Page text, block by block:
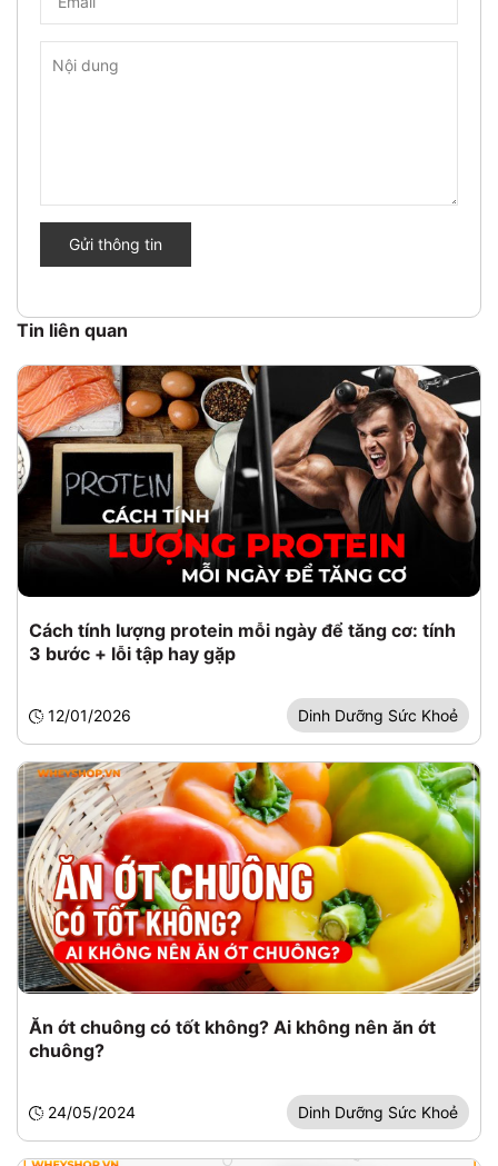
Gửi thông tin
Tin liên quan
Cách tính lượng protein mỗi ngày để tăng cơ: tính
3 bước + lỗi tập hay gặp
12/01/2026 Dinh Dưỡng Sức Khoẻ
Ăn ớt chuông có tốt không? Ai không nên ăn ớt
chuông?
24/05/2024 Dinh Dưỡng Sức Khoẻ